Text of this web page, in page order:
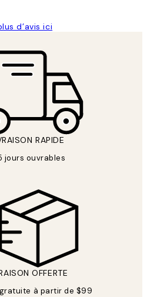
d’avis ici
RAPIDE
jours ouvrables
OFFERTE
à partir de $99